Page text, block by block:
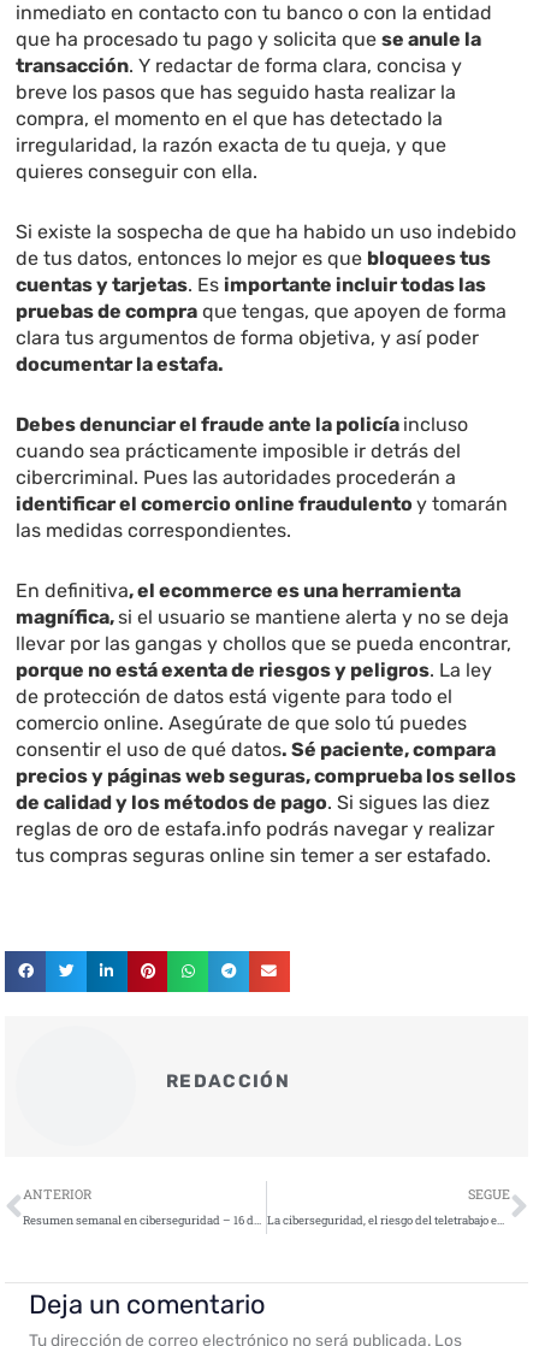
inmediato en contacto con tu banco o con la entidad
que ha procesado tu pago y solicita quese anule la
transacción. Y redactar de forma clara, concisa y
breve los pasos que has seguido hasta realizar la
compra, el momento en el que has detectado la
irregularidad, la razón exacta de tu queja, y que
quieres conseguir con ella.
Si existe la sospecha de que ha habido un uso indebido
de tus datos, entonces lo mejor es que bloquees tus
cuentas y tarjetas. Es importante incluir todas las
pruebas de compra que tengas, que apoyen de forma
clara tus argumentos de forma objetiva, y así poder
documentar la estafa.
Debes denunciar el fraude ante la policía incluso
cuando sea prácticamente imposible ir detrás del
cibercriminal. Pues las autoridades procederán a
identificar el comercio online fraudulentoy tomarán
las medidas correspondientes.
En definitiva, el ecommerce es una herramienta
magnífica,si el usuario se mantiene alerta y no se deja
llevar por las gangas y chollos que se pueda encontrar,
porque no está exenta de riesgos y peligros. La ley
de protección de datos está vigente para todo el
comercio online. Asegúrate de que solo tú puedes
consentir el uso de qué datos. Sé paciente, compara
precios y páginas web seguras, comprueba los sellos
de calidad y los métodos de pago. Si sigues las diez
reglas de oro de estafa.info podrás navegar y realizar
tus compras seguras online sin temer a ser estafado.
REDACCIÓN
Ant
ANTERIOR
Resumen semanal en ciberseguridad – 16 de octubre de 2020
SEGUE
La ciberseguridad, el riesgo del teletrabajo en época del coronavirus
Deja un comentario
Tu dirección de correo electrónico no será publicada. Los